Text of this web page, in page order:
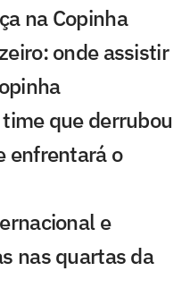
na Copinha
onde assistir
que derrubou
enfrentará o
e
nas quartas da